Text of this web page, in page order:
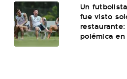
Un
fue visto
polémica en